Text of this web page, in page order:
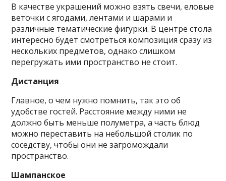
В качестве украшений можно взять свечи, еловые
веточки с ягодами, лентами и шарами и
различные тематические фигурки. В центре стола
интересно будет смотреться композиция сразу из
нескольких предметов, однако слишком
перегружать ими пространство не стоит.
Дистанция
Главное, о чем нужно помнить, так это об
удобстве гостей. Расстояние между ними не
должно быть меньше полуметра, а часть блюд
можно переставить на небольшой столик по
соседству, чтобы они не загромождали
пространство.
Шампанское